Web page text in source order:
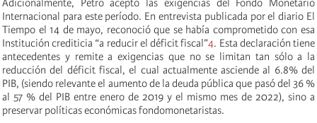
Adicionalmente, Petro aceptó las exigencias del Fondo Monetario
Internacional para este período. En entrevista publicada por el diario El
Tiempo el 14 de mayo, reconoció que se había comprometido con esa
Institución crediticia “a reducir el déficit fiscal”4. Esta declaración tiene
antecedentes y remite a exigencias que no se limitan tan sólo a la
reducción del déficit fiscal, el cual actualmente asciende al 6.8% del
PIB, (siendo relevante el aumento de la deuda pública que pasó del 36 %
al 57 % del PIB entre enero de 2019 y el mismo mes de 2022), sino a
preservar políticas económicas fondomonetaristas.